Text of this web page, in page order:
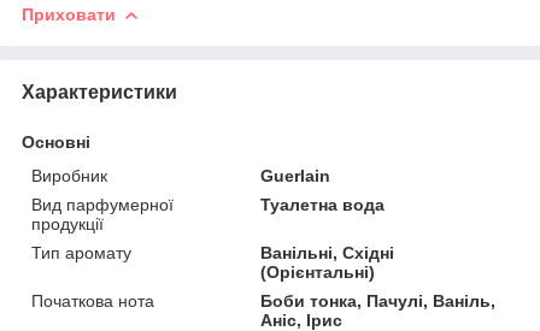
Приховати
Характеристики
Основні
Виробник
Guerlain
Вид парфумерної
продукції
Туалетна вода
Тип аромату
Ванільні, Східні
(Орієнтальні)
Початкова нота
Боби тонка, Пачулі, Ваніль,
Аніс, Ірис